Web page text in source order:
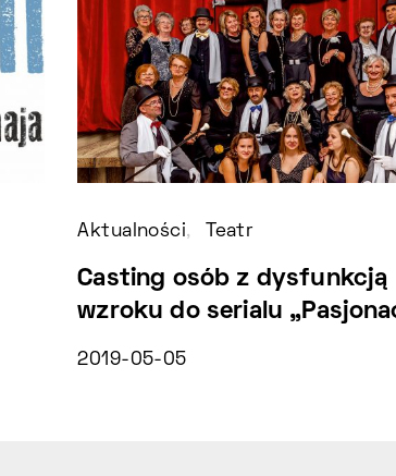
Aktualności Teatr
Casting osób z dysfunkcją
wzroku do serialu
2019-05-05